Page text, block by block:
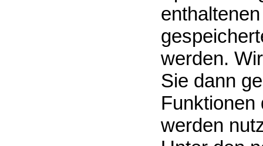
werden.
Sie dann
Funktionen
werden